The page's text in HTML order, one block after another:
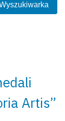
Artis”